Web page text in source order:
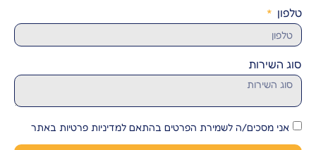
טלפון
סוג השירות
אני מסכים/ה לשמירת הפרטים בהתאם למדיניות פרטיות באתר